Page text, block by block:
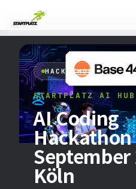
HACKATHON
STARTPLATZ AI HUB
AI Coding
Hackathon
Köln